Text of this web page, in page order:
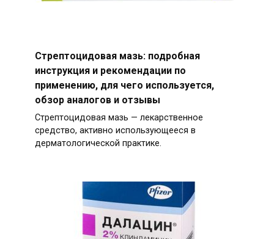
Стрептоцидовая мазь: подробная
инструкция и рекомендации по
применению, для чего используется,
обзор аналогов и отзывы
Стрептоцидовая мазь — лекарственное
средство, активно использующееся в
дерматологической практике.